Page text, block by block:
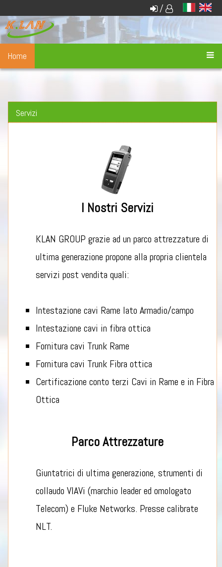
/
Home
Servizi
I Nostri Servizi
KLAN GROUP grazie ad un parco attrezzature di
ultima generazione propone alla propria clientela
servizi post vendita quali:
Intestazione cavi Rame lato Armadio/campo
Intestazione cavi in fibra ottica
Fornitura cavi Trunk Rame
Fornitura cavi Trunk Fibra ottica
Certificazione conto terzi Cavi in Rame e in Fibra
Ottica
Parco Attrezzature
Giuntatrici di ultima generazione, strumenti di
collaudo VIAVi (marchio leader ed omologato
Telecom) e Fluke Networks. Presse calibrate
NLT.